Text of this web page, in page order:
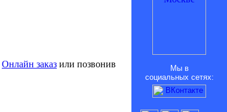
Онлайн заказ или позвонив
Мы в
социальных сетях: